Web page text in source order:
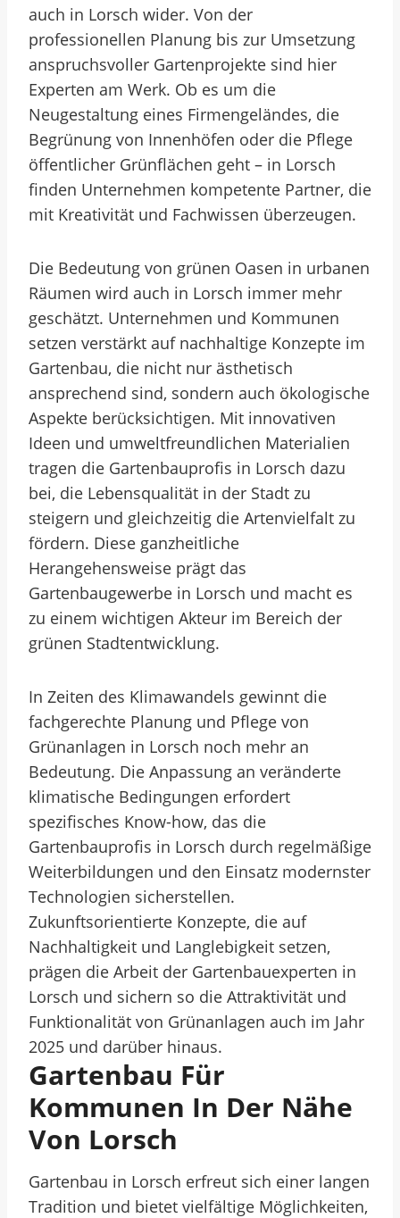
auch in Lorsch wider. Von der
professionellen Planung bis zur Umsetzung
anspruchsvoller Gartenprojekte sind hier
Experten am Werk. Ob es um die
Neugestaltung eines Firmengeländes, die
Begrünung von Innenhöfen oder die Pflege
öffentlicher Grünflächen geht – in Lorsch
finden Unternehmen kompetente Partner, die
mit Kreativität und Fachwissen überzeugen.
Die Bedeutung von grünen Oasen in urbanen
Räumen wird auch in Lorsch immer mehr
geschätzt. Unternehmen und Kommunen
setzen verstärkt auf nachhaltige Konzepte im
Gartenbau, die nicht nur ästhetisch
ansprechend sind, sondern auch ökologische
Aspekte berücksichtigen. Mit innovativen
Ideen und umweltfreundlichen Materialien
tragen die Gartenbauprofis in Lorsch dazu
bei, die Lebensqualität in der Stadt zu
steigern und gleichzeitig die Artenvielfalt zu
fördern. Diese ganzheitliche
Herangehensweise prägt das
Gartenbaugewerbe in Lorsch und macht es
zu einem wichtigen Akteur im Bereich der
grünen Stadtentwicklung.
In Zeiten des Klimawandels gewinnt die
fachgerechte Planung und Pflege von
Grünanlagen in Lorsch noch mehr an
Bedeutung. Die Anpassung an veränderte
klimatische Bedingungen erfordert
spezifisches Know-how, das die
Gartenbauprofis in Lorsch durch regelmäßige
Weiterbildungen und den Einsatz modernster
Technologien sicherstellen.
Zukunftsorientierte Konzepte, die auf
Nachhaltigkeit und Langlebigkeit setzen,
prägen die Arbeit der Gartenbauexperten in
Lorsch und sichern so die Attraktivität und
Funktionalität von Grünanlagen auch im Jahr
2025 und darüber hinaus.
Gartenbau Für
Kommunen In Der Nähe
Von Lorsch
Gartenbau in Lorsch erfreut sich einer langen
Tradition und bietet vielfältige Möglichkeiten,